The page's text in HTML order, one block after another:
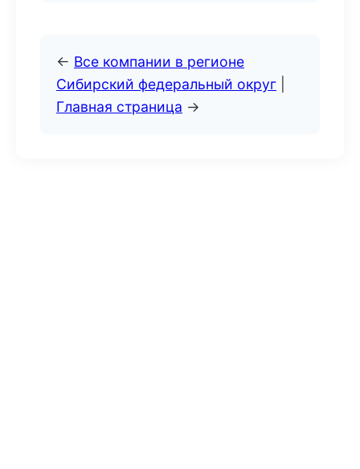
← Все компании в регионе
Сибирский федеральный округ
Главная страница →